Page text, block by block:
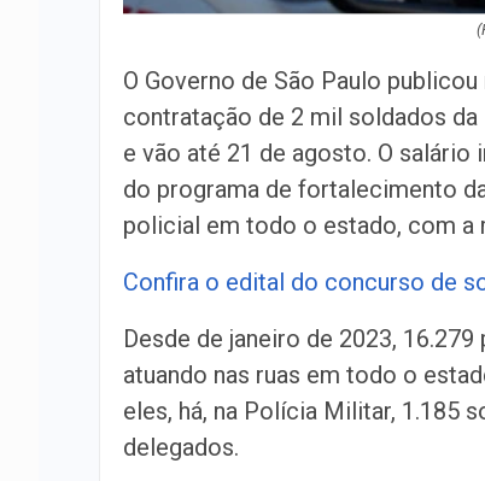
O Governo de São Paulo
contratação de 2 mil soldados
e vão até 21 de agosto. O
do programa de fortalecimento
policial em todo o estado, com a
Confira o edital do concurso de
Desde de janeiro de 2023,
atuando nas ruas em todo o
eles, há, na Polícia Militar, 1.185
delegados.